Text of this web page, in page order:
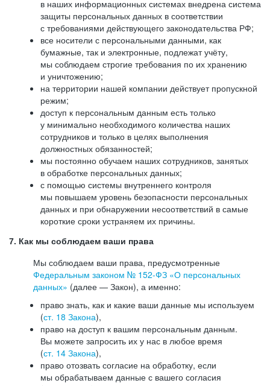
в наших информационных системах внедрена система
защиты персональных данных в соответствии
с требованиями действующего законодательства РФ;
все носители с персональными данными, как
бумажные, так и электронные, подлежат учёту,
мы соблюдаем строгие требования по их хранению
и уничтожению;
на территории нашей компании действует пропускной
режим;
доступ к персональным данным есть только
у минимально необходимого количества наших
сотрудников и только в целях выполнения
должностных обязанностей;
мы постоянно обучаем наших сотрудников, занятых
в обработке персональных данных;
с помощью системы внутреннего контроля
мы повышаем уровень безопасности персональных
данных и при обнаружении несоответствий в самые
короткие сроки устраняем их причины.
7. Как мы соблюдаем ваши права
Мы соблюдаем ваши права, предусмотренные
Федеральным законом № 152-ФЗ «О персональных
данных» (далее — Закон), а именно:
право знать, как и какие ваши данные мы используем
(ст. 18 Закона),
право на доступ к вашим персональным данным.
Вы можете запросить их у нас в любое время
(ст. 14 Закона),
право отозвать согласие на обработку, если
мы обрабатываем данные с вашего согласия